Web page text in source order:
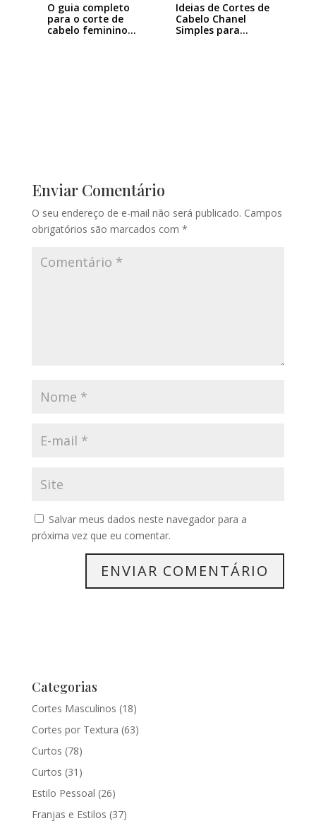
O guia completo
para o corte de
cabelo feminino…
Ideias de Cortes de
Cabelo Chanel
Simples para…
Enviar Comentário
O seu endereço de e-mail não será publicado. Campos
obrigatórios são marcados com *
Salvar meus dados neste navegador para a
próxima vez que eu comentar.
Categorias
Cortes Masculinos (18)
Cortes por Textura (63)
Curtos (78)
Curtos (31)
Estilo Pessoal (26)
Franjas e Estilos (37)